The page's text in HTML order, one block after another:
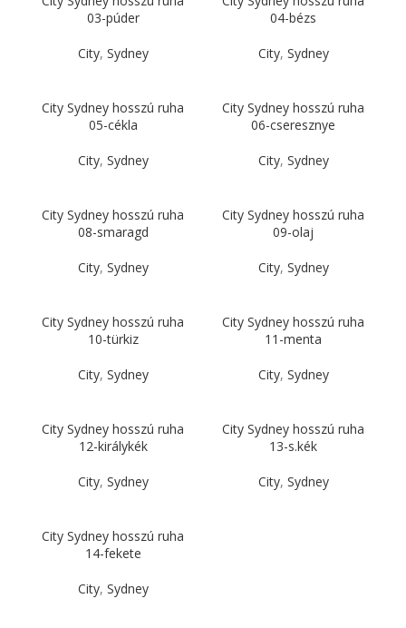
03-púder
City, Sydney
04-bézs
City, Sydney
City Sydney hosszú ruha
05-cékla
City, Sydney
City Sydney hosszú ruha
06-cseresznye
City, Sydney
City Sydney hosszú ruha
08-smaragd
City, Sydney
City Sydney hosszú ruha
09-olaj
City, Sydney
City Sydney hosszú ruha
10-türkiz
City, Sydney
City Sydney hosszú ruha
11-menta
City, Sydney
City Sydney hosszú ruha
12-királykék
City, Sydney
City Sydney hosszú ruha
13-s.kék
City, Sydney
City Sydney hosszú ruha
14-fekete
City, Sydney